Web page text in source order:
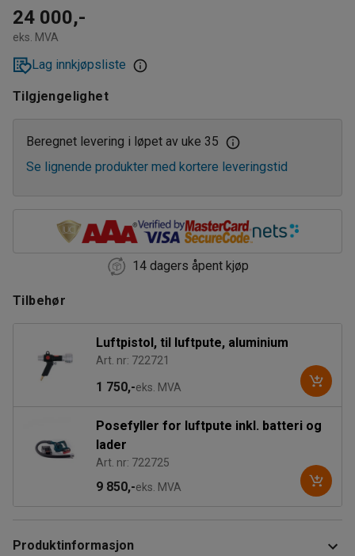
1
250
24 000,-
eks. MVA
Lag innkjøpsliste
Tilgjengelighet
Beregnet levering i løpet av uke 35
Se lignende produkter med kortere leveringstid
14 dagers åpent kjøp
Tilbehør
Luftpistol, til luftpute, aluminium
Art. nr: 722721
1 750,-eks. MVA
Posefyller for luftpute inkl. batteri og
lader
Art. nr: 722725
9 850,-eks. MVA
Produktinformasjon